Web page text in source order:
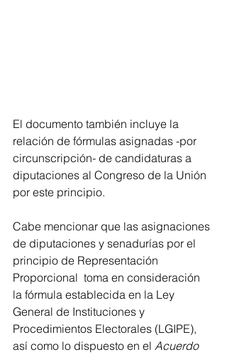
El documento también incluye la
relación de fórmulas asignadas -por
circunscripción- de candidaturas a
diputaciones al Congreso de la Unión
por este principio.
Cabe mencionar que las asignaciones
de diputaciones y senadurías por el
principio de Representación
Proporcional  toma en consideración
la fórmula establecida en la Ley
General de Instituciones y
Procedimientos Electorales (LGIPE),
así como lo dispuesto en el Acuerdo